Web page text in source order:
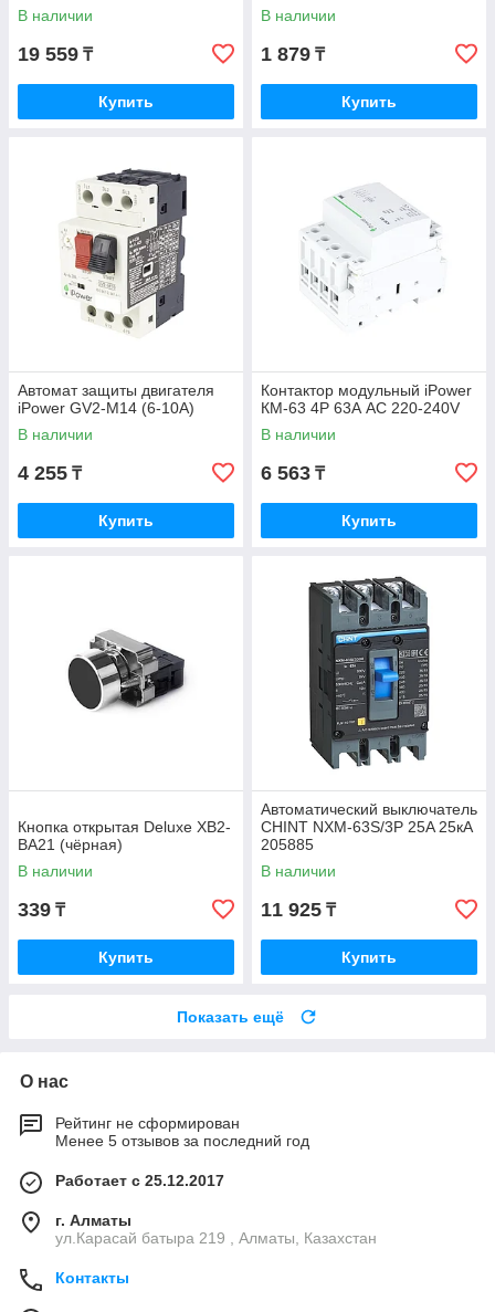
В наличии
19 559 ₸
Купить
В наличии
1 879 ₸
Купить
Автомат защиты двигателя
iPower GV2-M14 (6-10A)
В наличии
4 255 ₸
Купить
Контактор модульный iPower
КМ-63 4Р 63А АС 220-240V
В наличии
6 563 ₸
Купить
Кнопка открытая Deluxe ХВ2-
ВА21 (чёрная)
В наличии
339 ₸
Купить
Автоматический выключатель
CHINT NXM-63S/3P 25A 25кА
205885
В наличии
11 925 ₸
Купить
Показать ещё
О нас
Рейтинг не сформирован
Менее 5 отзывов за последний год
Работает с 25.12.2017
г. Алматы
ул.Карасай батыра 219 , Алматы, Казахстан
Контакты